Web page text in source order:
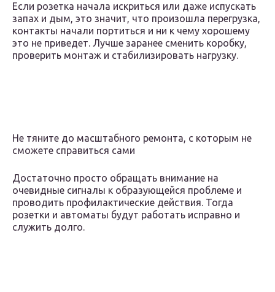
Если розетка начала искриться или даже испускать
запах и дым, это значит, что произошла перегрузка,
контакты начали портиться и ни к чему хорошему
это не приведет. Лучше заранее сменить коробку,
проверить монтаж и стабилизировать нагрузку.
Не тяните до масштабного ремонта, с которым не
сможете справиться сами
Достаточно просто обращать внимание на
очевидные сигналы к образующейся проблеме и
проводить профилактические действия. Тогда
розетки и автоматы будут работать исправно и
служить долго.